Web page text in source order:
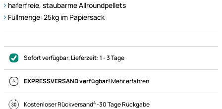
haferfreie, staubarme Allroundpellets
Füllmenge: 25kg im Papiersack
Sofort verfügbar, Lieferzeit:1 - 3 Tage
EXPRESSVERSAND verfügbar!Mehr erfahren
Kostenloser Rückversand4-30 Tage Rückgabe